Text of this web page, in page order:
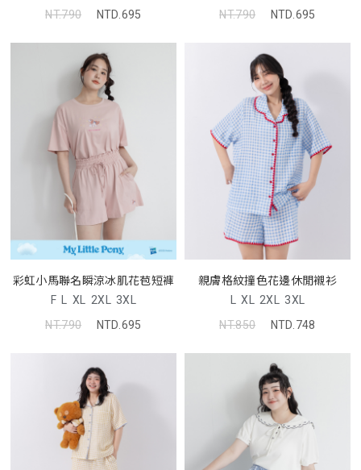
NT.790
NTD.695
NT.790
NTD.695
彩虹小馬聯名瞬涼冰肌花苞短褲
F L XL 2XL 3XL
NT.790
NTD.695
親膚格紋撞色花邊休閒襯衫
L XL 2XL 3XL
NT.850
NTD.748